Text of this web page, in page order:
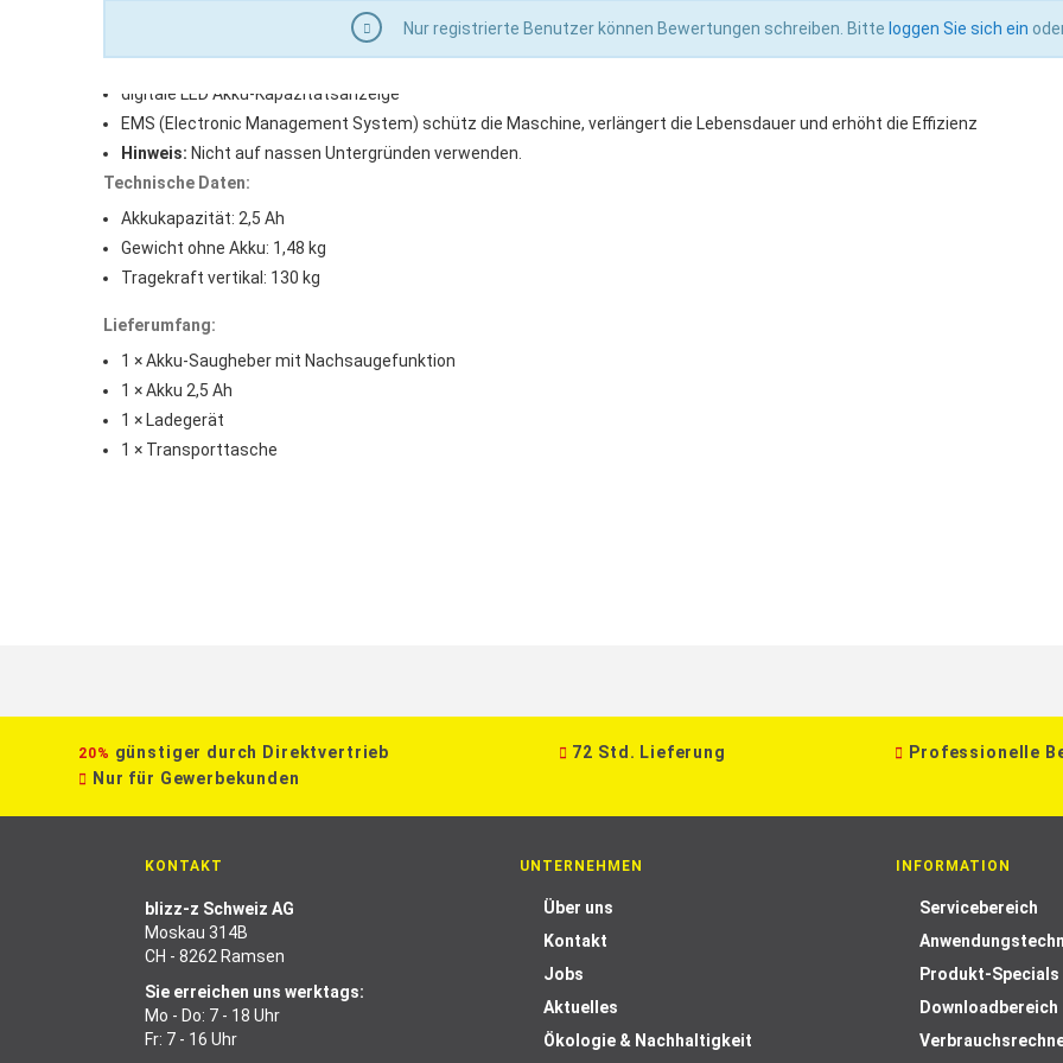
für glatte, raue und halbporöse Oberflächen
mit automatischer Nachsaugefunktion
stoppt automatisch bei maximalem Vakuum
digitale LED Akku-Kapazitätsanzeige
EMS (Electronic Management System) schütz die Maschine, verlängert die Lebensdauer und erhöht die Effizienz
Hinweis: Nicht auf nassen Untergründen verwenden.
Technische Daten:
Akkukapazität: 2,5 Ah
Gewicht ohne Akku: 1,48 kg
Tragekraft vertikal: 130 kg
Lieferumfang:
1 × Akku-Saugheber mit Nachsaugefunktion
1 × Akku 2,5 Ah
1 × Ladegerät
1 × Transporttasche
Nur registrierte Benutzer können Bewertungen schreiben. Bitte loggen Sie sich ein
20% günstiger durch Direktvertrieb 72 Std. Lieferung Professionelle
Nur für Gewerbekunden
KONTAKT
blizz-z Schweiz AG
Moskau 314B
CH - 8262 Ramsen
Sie erreichen uns werktags:
Mo - Do: 7 - 18 Uhr
Fr: 7 - 16 Uhr
UNTERNEHMEN
Über uns
Kontakt
Jobs
Aktuelles
Ökologie & Nachhaltigkeit
INFORMATION
Servicebereich
Produkt-Specials
Downloadbereich